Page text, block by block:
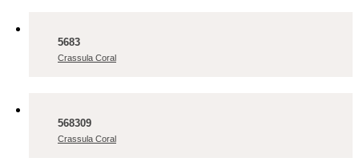
5683
Crassula Coral
568309
Crassula Coral